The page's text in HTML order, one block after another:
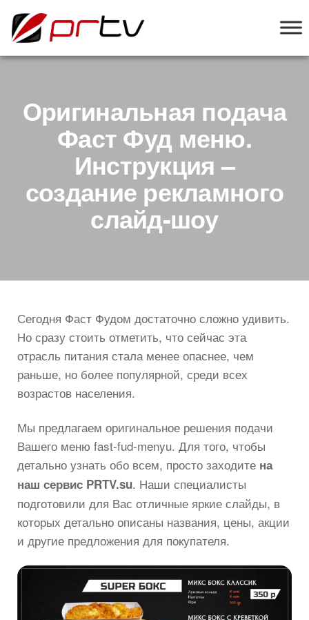
конструктор
Оригинальная подача
Фаст Фуд меню.
Инструкция –
создание рекламного
слайд-шоу
Сегодня Фаст Фудом достаточно сложно удивить.
Но сразу стоить отметить, что сейчас эта
отрасль питания стала менее опаснее, чем
раньше, но более популярной, среди всех
возрастов населения.
Мы предлагаем оригинальное решения подачи
Вашего меню fast-fud-menyu. Для того, чтобы
детально узнать обо всем, просто заходите на
наш сервис PRTV.su. Наши специалисты
подготовили для Вас отличные яркие слайды, в
которых детально описаны названия, цены, акции
и другие предложения для покупателя.